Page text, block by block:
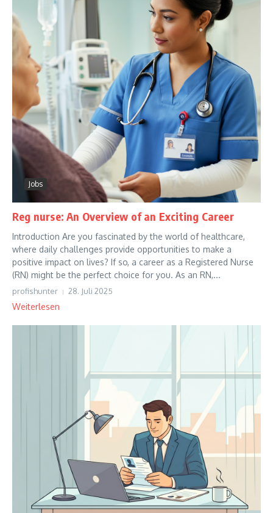
Jobs
Reg nurse: An Overview of an Exciting Career
Introduction Are you fascinated by the world of healthcare,
where daily challenges provide opportunities to make a
positive impact on lives? If so, a career as a Registered Nurse
(RN) might be the perfect choice for you. As an RN,...
profishunter 28. Juli 2025
Weiterlesen